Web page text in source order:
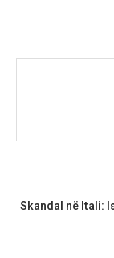
Skandal në Itali: